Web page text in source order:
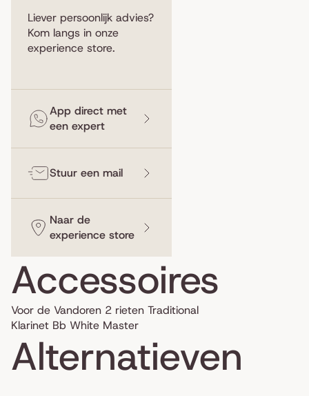
Liever persoonlijk advies?
Kom langs in onze
experience store.
App direct met
een expert
Stuur een mail
Naar de
experience store
Accessoires
Voor de Vandoren 2 rieten Traditional
Klarinet Bb White Master
Alternatieven